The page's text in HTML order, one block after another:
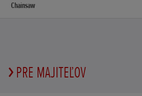
Chainsaw
PRE MAJITEĽOV